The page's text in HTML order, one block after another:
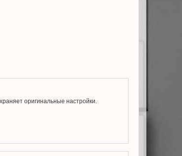
оригинальные настройки.